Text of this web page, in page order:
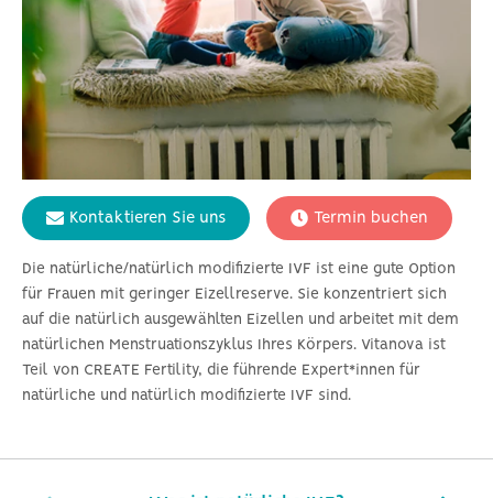
Die natürliche/natürlich modifizierte IVF ist eine gute Option
für Frauen mit geringer Eizellreserve. Sie konzentriert sich
auf die natürlich ausgewählten Eizellen und arbeitet mit dem
natürlichen Menstruationszyklus Ihres Körpers. Vitanova ist
Teil von CREATE Fertility, die führende Expert*innen für
natürliche und natürlich modifizierte IVF sind.
Kontaktieren Sie uns Termin buchen